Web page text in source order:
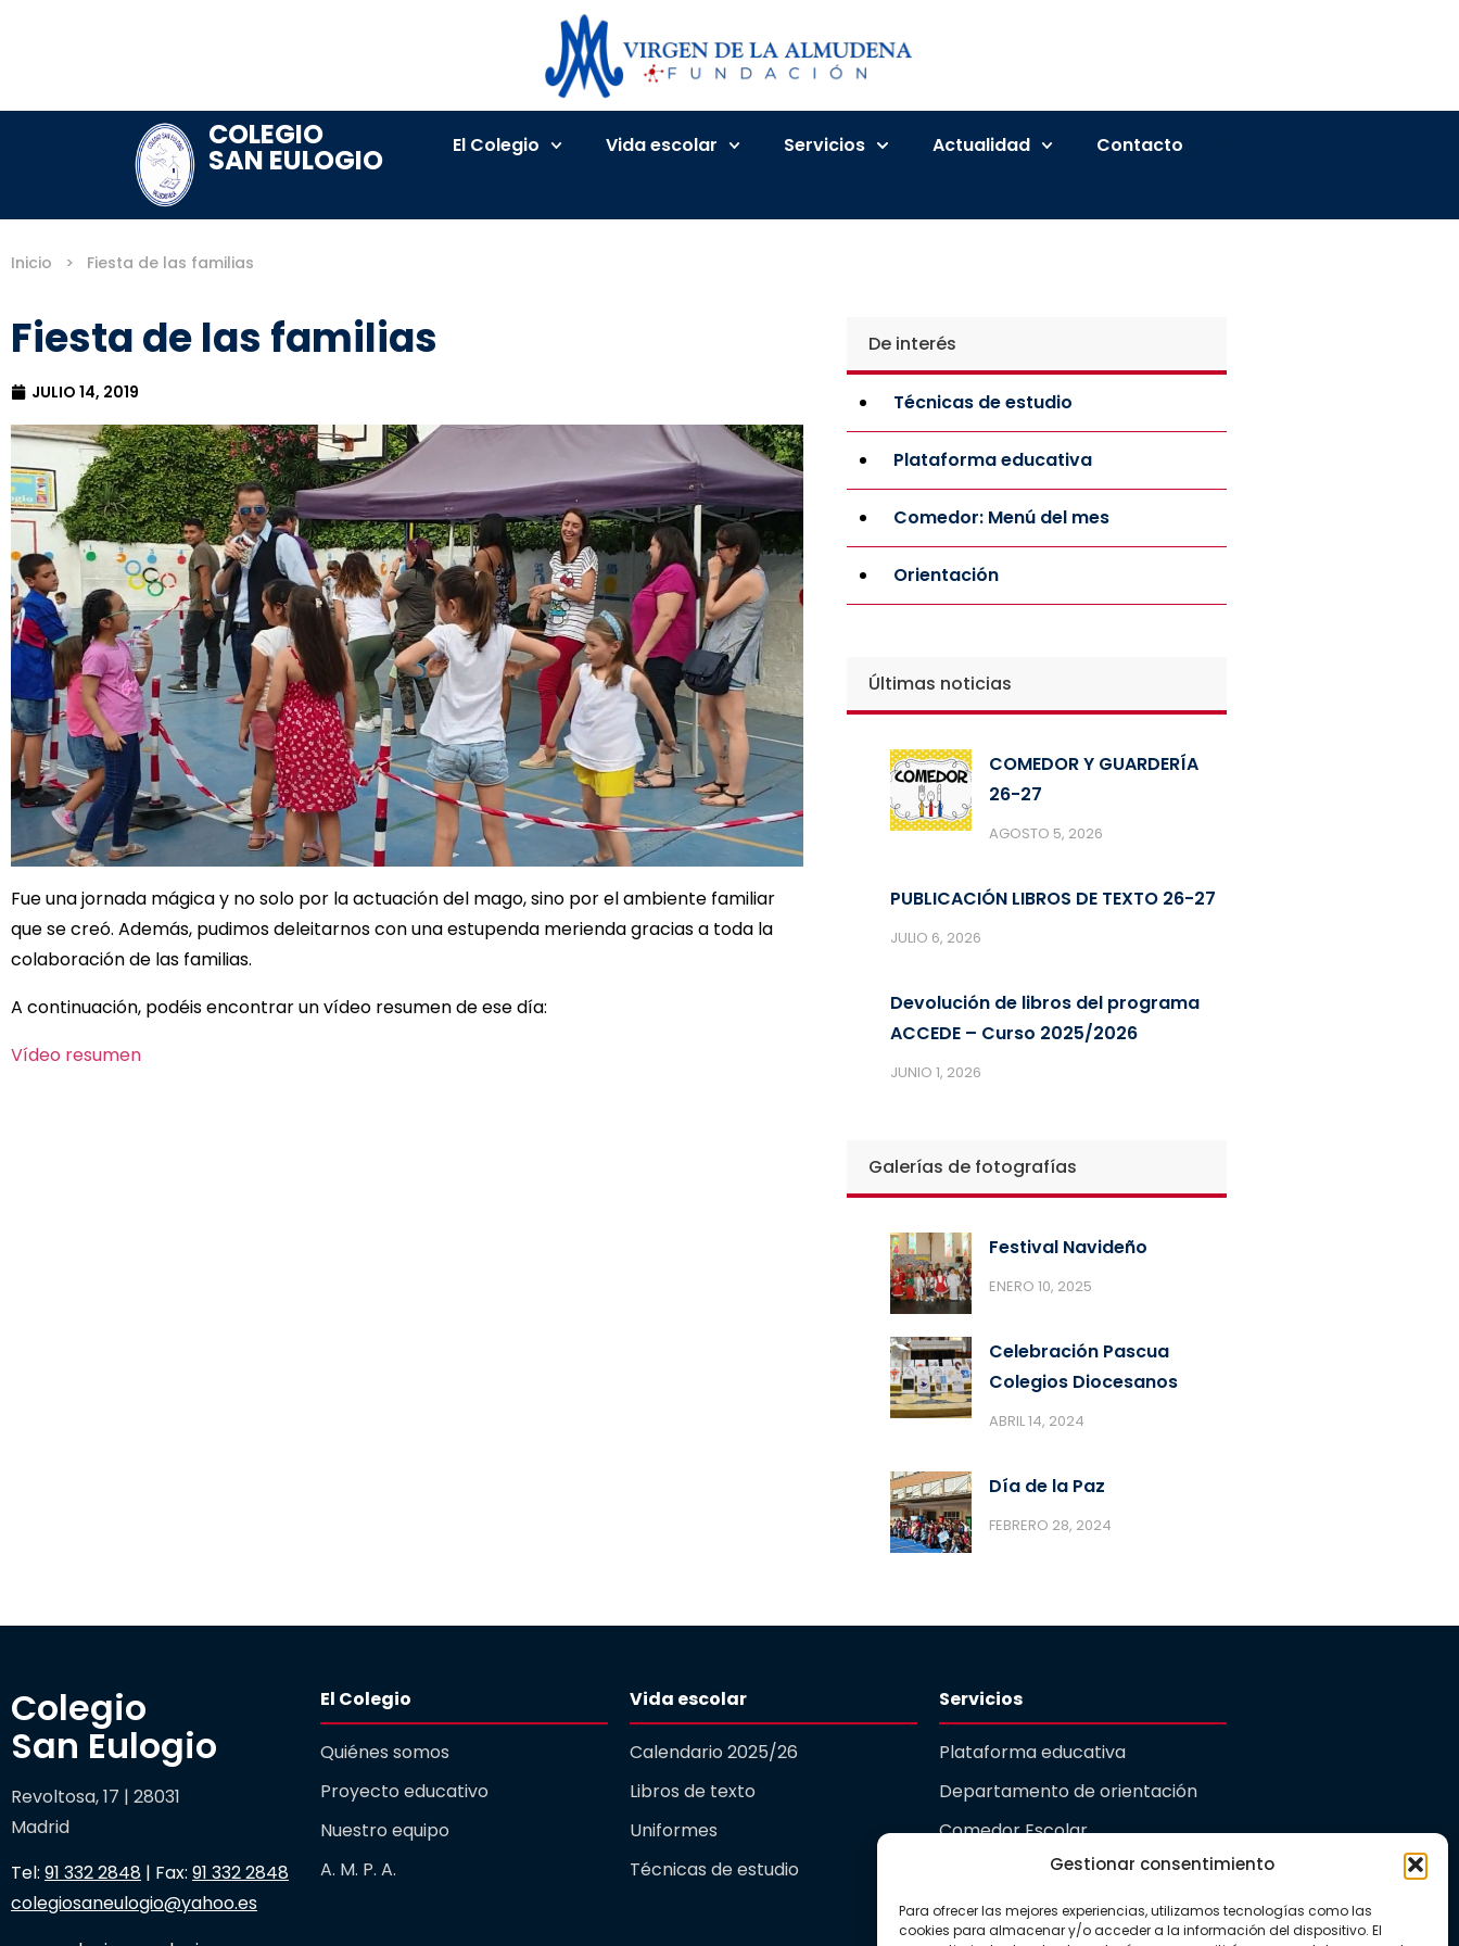
Gestionar consentimiento
Para ofrecer las mejores experiencias, utilizamos tecnologías como las
cookies para almacenar y/o acceder a la información del dispositivo. El
COLEGIO
SAN EULOGIO El Colegio Vida escolar Servicios Actualidad Contacto
Inicio > Fiesta de las familias
Fiesta de las familias
JULIO 14, 2019
Fue una jornada mágica y no solo por la actuación del mago, sino por el ambiente familiar
que se creó. Además, pudimos deleitarnos con una estupenda merienda gracias a toda la
colaboración de las familias.
A continuación, podéis encontrar un vídeo resumen de ese día:
Vídeo resumen
De interés
Técnicas de estudio
Plataforma educativa
Comedor: Menú del mes
Orientación
Últimas noticias
COMEDOR Y GUARDERÍA
26-27
AGOSTO 5, 2026
PUBLICACIÓN LIBROS DE TEXTO 26-27
JULIO 6, 2026
Devolución de libros del programa
ACCEDE – Curso 2025/2026
JUNIO 1, 2026
Galerías de fotografías
Festival Navideño
ENERO 10, 2025
Celebración Pascua
Colegios Diocesanos
ABRIL 14, 2024
Día de la Paz
FEBRERO 28, 2024
Colegio
San Eulogio
Revoltosa, 17 | 28031
Madrid
Tel: 91 332 2848 | Fax: 91 332 2848
colegiosaneulogio@yahoo.es
El Colegio
Quiénes somos
Proyecto educativo
Nuestro equipo
A. M. P. A.
Vida escolar
Calendario 2025/26
Libros de texto
Uniformes
Técnicas de estudio
Servicios
Plataforma educativa
Departamento de orientación
Comedor Escolar
Actualidad